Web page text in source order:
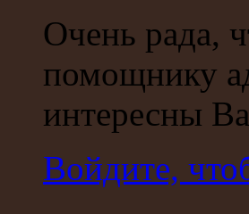
Очень рада,
помощнику
интересны
Войдите,